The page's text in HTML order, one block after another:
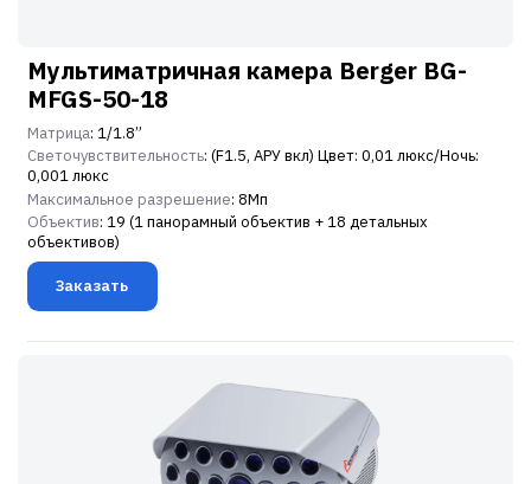
Мультиматричная камера Berger BG-
MFGS-50-18
Матрица: 1/1.8”
Светочувствительность: (F1.5, АРУ вкл) Цвет: 0,01 люкс/Ночь:
0,001 люкс
Максимальное разрешение: 8Мп
Объектив: 19 (1 панорамный объектив + 18 детальных
объективов)
Заказать